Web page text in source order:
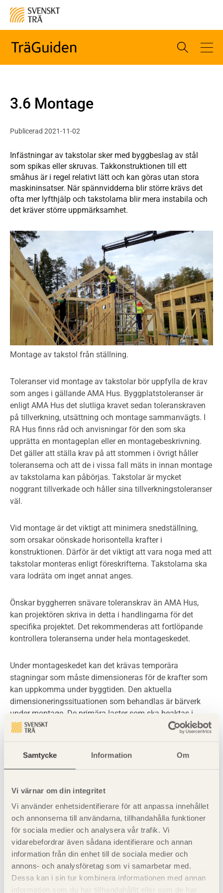
Samtycke Information Om
Vi värnar om din integritet
Vi använder enhetsidentifierare för att anpassa innehållet
och annonserna till användarna, tillhandahålla funktioner
för sociala medier och analysera vår trafik. Vi
vidarebefordrar även sådana identifierare och annan
information från din enhet till de sociala medier och
annons- och analysföretag som vi samarbetar med.
Dessa kan i sin tur kombinera informationen med annan
information som du har tillhandahållit eller som de har
3.6 Montage
Publicerad 2021-11-02
Infästningar av takstolar sker med byggbeslag av stål
som spikas eller skruvas. Takkonstruktionen till ett
småhus är i regel relativt lätt och kan göras utan stora
maskininsatser. När spännvidderna blir större krävs det
ofta mer lyfthjälp och takstolarna blir mera instabila och
det kräver större uppmärksamhet.
Montage av takstol från ställning.
Toleranser vid montage av takstolar bör uppfylla de krav
som anges i gällande AMA Hus. Byggplatstoleranser är
enligt AMA Hus det slutliga kravet sedan toleranskraven
på tillverkning, utsättning och montage sammanvägts. I
RA Hus finns råd och anvisningar för den som ska
upprätta en montageplan eller en montagebeskrivning.
Det gäller att ställa krav på att stommen i övrigt håller
toleranserna och att de i vissa fall mäts in innan montage
av takstolarna kan påbörjas. Takstolar är mycket
noggrant tillverkade och håller sina tillverkningstoleranser
väl.
Vid montage är det viktigt att minimera snedställning,
som orsakar oönskade horisontella krafter i
konstruktionen. Därför är det viktigt att vara noga med att
takstolar monteras enligt föreskrifterna. Takstolarna ska
vara lodräta om inget annat anges.
Önskar byggherren snävare toleranskrav än AMA Hus,
kan projektören skriva in detta i handlingarna för det
specifika projektet. Det rekommenderas att fortlöpande
kontrollera toleranserna under hela montageskedet.
Under montageskedet kan det krävas temporära
stagningar som måste dimensioneras för de krafter som
kan uppkomma under byggtiden. Den aktuella
dimensioneringssituationen som behandlas är bärverk
under montage. De primära laster som ska beaktas i
uppförandefasen av en takstol visas i
kapitel 1, Bakgrund.
Se även
Kapitel 1, Bakgrund
Visa sajtkarta